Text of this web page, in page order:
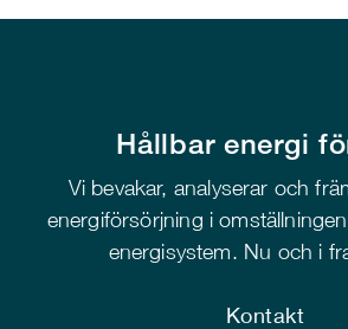
Hållbar energi
Vi bevakar, analyserar och
energiförsörjning i
energisystem. Nu och i
Kontakt